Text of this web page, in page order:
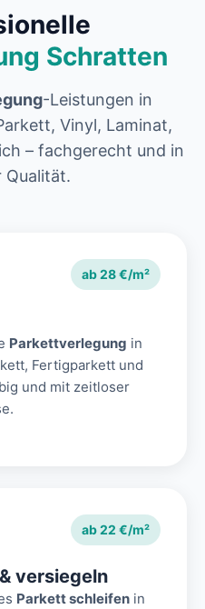
Schratten
-Leistungen in
Vinyl, Laminat,
– fachgerecht und in
Qualität.
ab 28 €/m²
Parkettverlegung in
Fertigparkett und
und mit zeitloser
ab 22 €/m²
versiegeln
Parkett schleifen in